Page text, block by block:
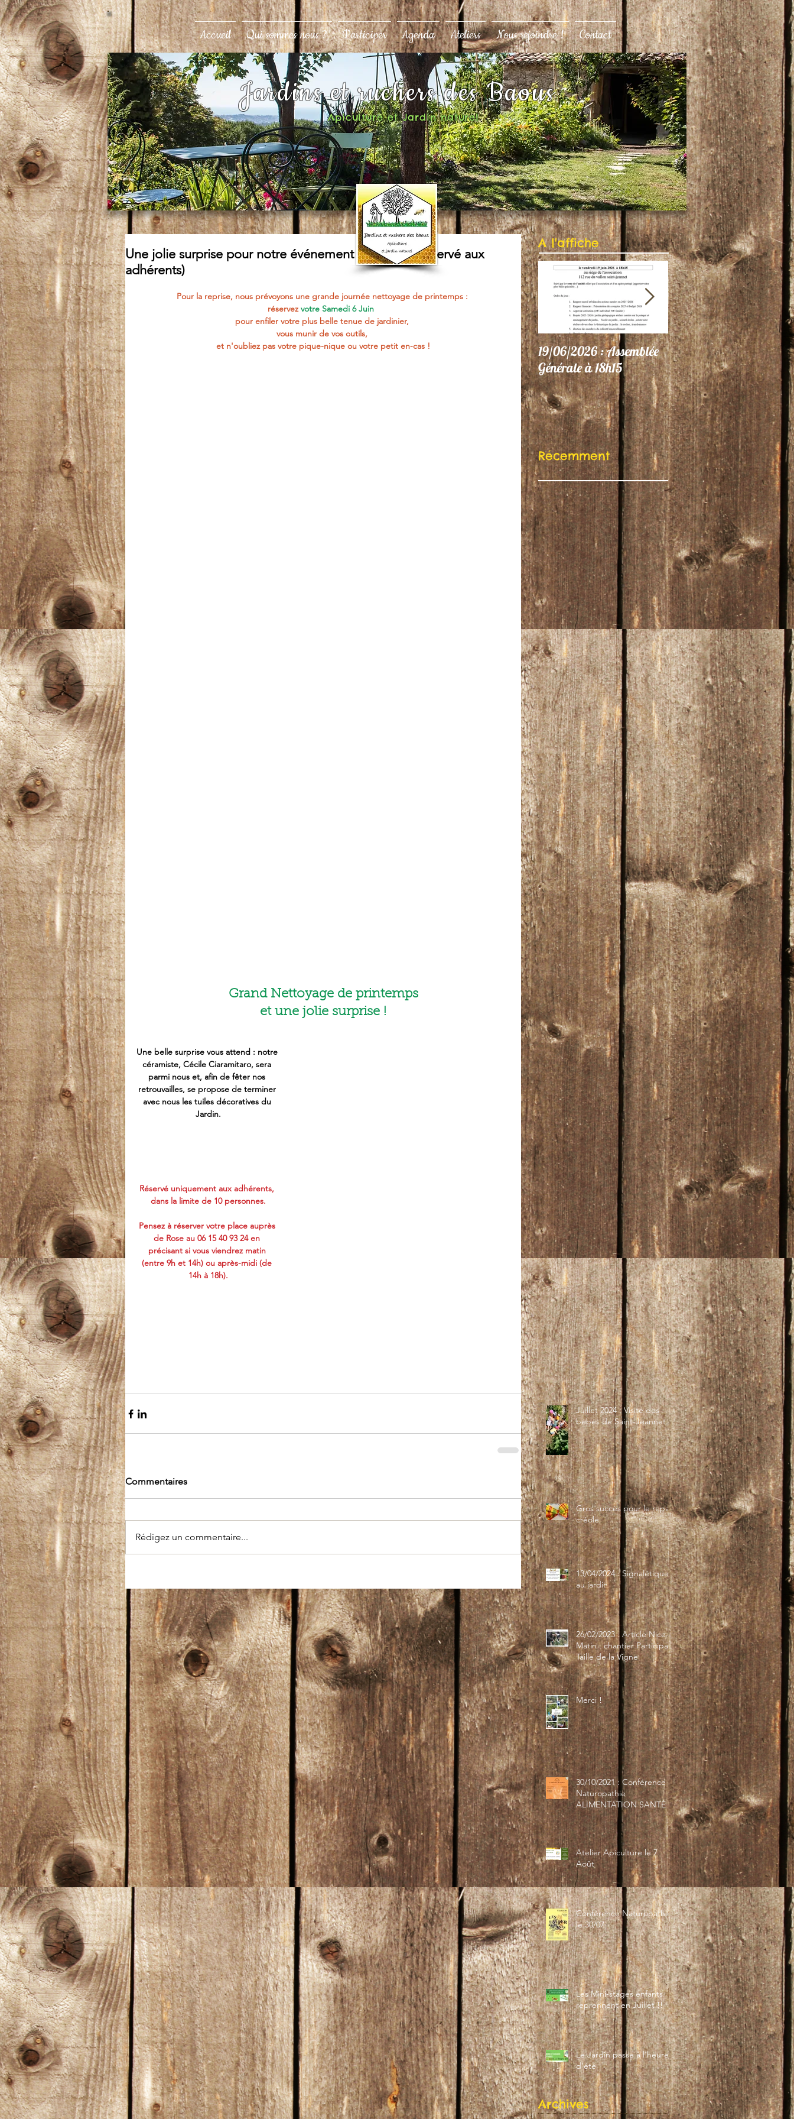
Une jolie surprise pour notre événement du 6 Juin (Réservé aux
adhérents)
Pour la reprise, nous prévoyons une grande journée nettoyage de printemps :
réservez votre Samedi 6 Juin
pour enfiler votre plus belle tenue de jardinier,
vous munir de vos outils,
et n'oubliez pas votre pique-nique ou votre petit en-cas !
Grand Nettoyage de printemps
et une jolie surprise !
Une belle surprise vous attend : notre
céramiste, Cécile Ciaramitaro, sera
parmi nous et, afin de fêter nos
retrouvailles, se propose de terminer
avec nous les tuiles décoratives du
Jardin.
Réservé uniquement aux adhérents,
dans la limite de 10 personnes.
Pensez à réserver votre place auprès
de Rose au 06 15 40 93 24 en
précisant si vous viendrez matin
(entre 9h et 14h) ou après-midi (de
14h à 18h).
Commentaires
Rédigez un commentaire...
A l'affiche
19/06/2026 : Assemblée
Générale à 18h15
06/06/26 : Le Jardin
participe au Festival
"Autres Regards"
Récemment
Juillet 2024 : Visite des
bébés de Saint-Jeannet...
Gros succès pour le repas
créole
13/04/2024 : Signalétique
au jardin
26/02/2023 : Article Nice-
Matin : chantier Participatif
Taille de la Vigne
Merci !
30/10/2021 : Conférence
Naturopathie
ALIMENTATION SANTÉ
Atelier Apiculture le 7
Août
Conférence Naturopathie
le 30/07
Les Mini-stages enfants
reprennent en Juillet !!
Le Jardin passe à l'heure
d'été
Archives
Accueil Qui sommes nous ? Participer Agenda Ateliers Nous rejoindre ! Contact
Jardins et ruchers des Baous
Apiculture et Jardin naturel